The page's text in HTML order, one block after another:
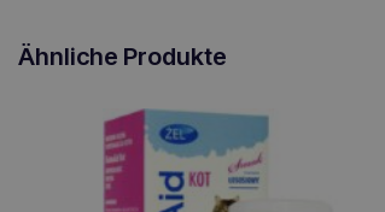
Ähnliche Produkte